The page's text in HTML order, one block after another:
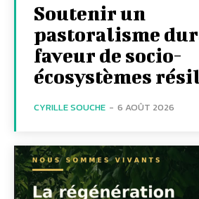
Soutenir un
pastoralisme
faveur de socio-
écosystèmes
CYRILLE SOUCHE - 6 AOÛT 2026